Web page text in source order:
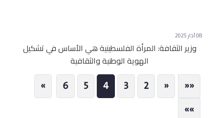
08 آذار 2025
وزير الثقافة: المرأة الفلسطينية هي الأساس في تشكيل
الهوية الوطنية والثقافية
««
First
«
Previous
2
3
4
5
6
»
»»